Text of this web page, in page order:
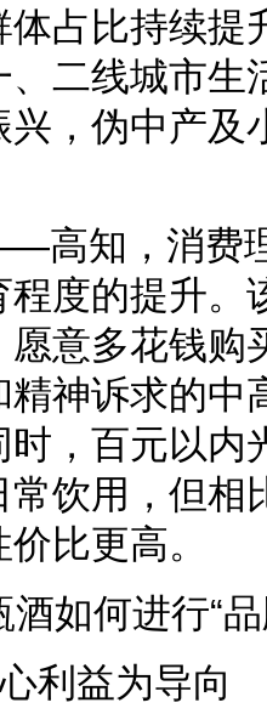
体占比持续提
二线城市生
，伪中产及
高知，消费
度的提升。
意多花钱购
精神诉求的中
，百元以内
饮用，但相
比更高。
如何进行“
利益为导向